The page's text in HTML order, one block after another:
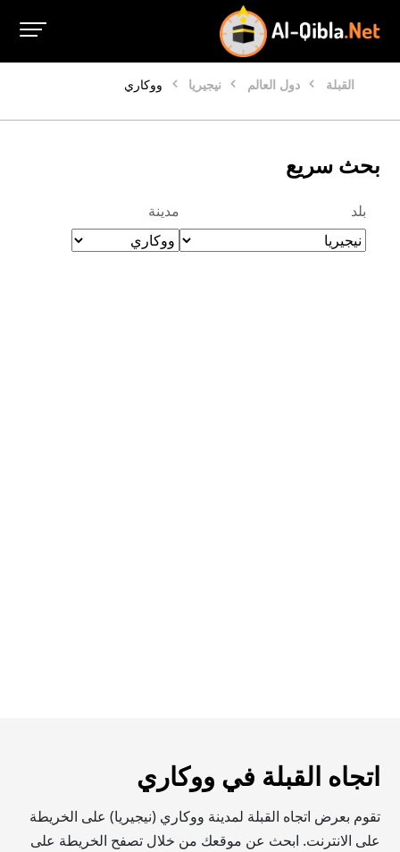
القبلة دول العالم نيجيريا ووكاري
بحث سريع
بلد مدينة
اتجاه القبلة في ووكاري
تقوم بعرض اتجاه القبلة لمدينة ووكاري (نيجيريا) على الخريطة
على الانترنت. ابحث عن موقعك من خلال تصفح الخريطة على